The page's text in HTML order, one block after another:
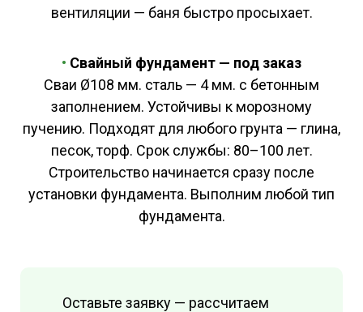
вентиляции — баня быстро просыхает.
• Свайный фундамент — под заказ
Сваи Ø108 мм. сталь — 4 мм. с бетонным
заполнением. Устойчивы к морозному
пучению. Подходят для любого грунта — глина,
песок, торф. Срок службы: 80–100 лет.
Строительство начинается сразу после
установки фундамента. Выполним любой тип
фундамента.
Оставьте заявку — рассчитаем